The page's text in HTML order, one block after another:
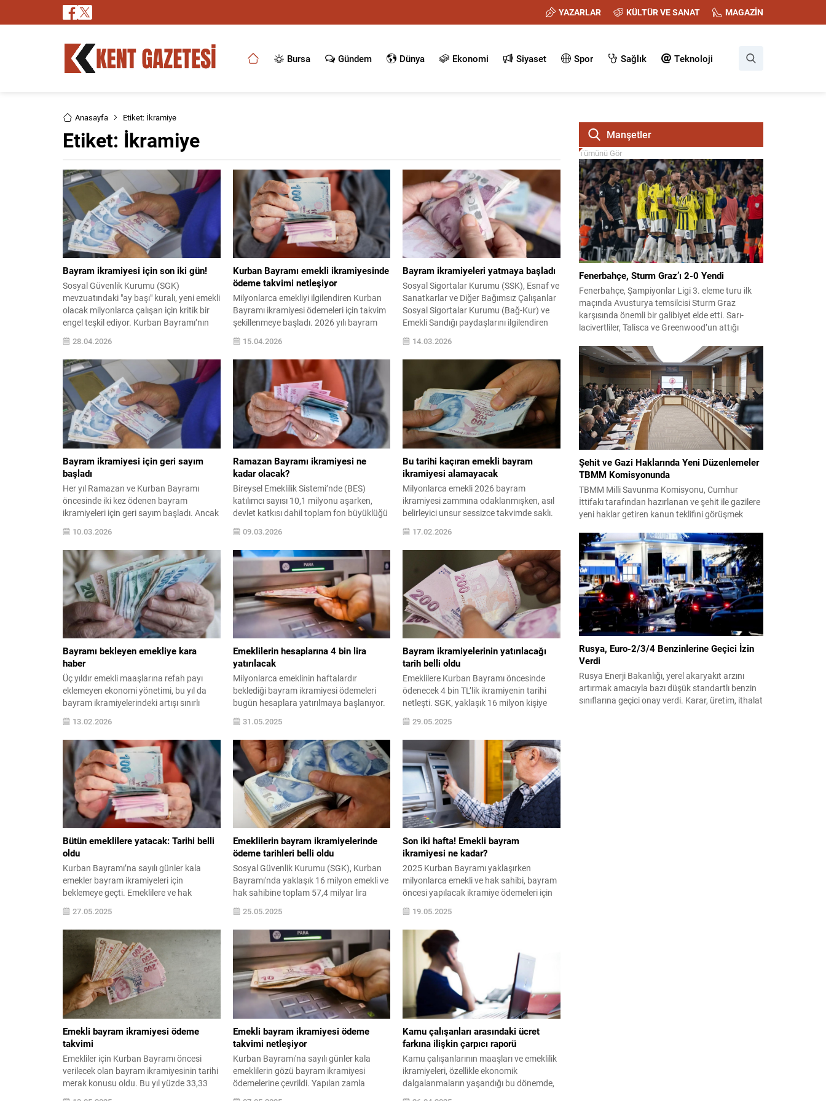
YAZARLAR KÜLTÜR VE SANAT MAGAZİN
Bursa Gündem Dünya Ekonomi Siyaset Spor Sağlık Teknoloji
Anasayfa Etiket: İkramiye
Etiket: İkramiye
Bayram ikramiyesi için son iki gün!
Sosyal Güvenlik Kurumu (SGK)
mevzuatındaki "ay başı" kuralı, yeni emekli
olacak milyonlarca çalışan için kritik bir
engel teşkil ediyor. Kurban Bayramı’nın
bu yıl 27 Mayıs tarihinde başlayacak
olması nedeniyle, bayram ikramiyesi
alabilmenin ön koşulu ...
28.04.2026
Kurban Bayramı emekli ikramiyesinde
ödeme takvimi netleşiyor
Milyonlarca emekliyi ilgilendiren Kurban
Bayramı ikramiyesi ödemeleri için takvim
şekillenmeye başladı. 2026 yılı bayram
tarihlerine göre ikramiyelerin Mayıs ayının
son haftasında hesaplara yatırılması
bekleniyor.
15.04.2026
Bayram ikramiyeleri yatmaya başladı
Sosyal Sigortalar Kurumu (SSK), Esnaf ve
Sanatkarlar ve Diğer Bağımsız Çalışanlar
Sosyal Sigortalar Kurumu (Bağ-Kur) ve
Emekli Sandığı paydaşlarını ilgilendiren
ödeme süreci bugün resmen start aldı.
Emekli maaşları ve bayram ikramiyeleri,
belirlenen ...
14.03.2026
Bayram ikramiyesi için geri sayım
başladı
Her yıl Ramazan ve Kurban Bayramı
öncesinde iki kez ödenen bayram
ikramiyeleri için geri sayım başladı. Ancak
kötü haber bizzat iktidarın ekonomi
kurmaylarından geldi. 2025 yılında 4 bin
TL olarak ödenen tutarın ...
10.03.2026
Ramazan Bayramı ikramiyesi ne
kadar olacak?
Bireysel Emeklilik Sistemi’nde (BES)
katılımcı sayısı 10,1 milyonu aşarken,
devlet katkısı dahil toplam fon büyüklüğü
olanların sayısı ise 451 bini geçti. Mart
ayının gelmesiyle birlikte Ramazan
Bayramı ...
09.03.2026
Bu tarihi kaçıran emekli bayram
ikramiyesi alamayacak
Milyonlarca emekli 2026 bayram
ikramiyesi zammına odaklanmışken, asıl
belirleyici unsur sessizce takvimde saklı.
başvurular, hem Ramazan hem de
Kurban Bayramı ödemelerini doğrudan
etkiliyor. Bu kritik tarihi kaçıranlar ise
zamlı ikramiyeden tamamen mahrum
kalacak.
17.02.2026
Bayramı bekleyen emekliye kara
haber
Üç yıldır emekli maaşlarına refah payı
eklemeyen ekonomi yönetimi, bu yıl da
bayram ikramiyelerindeki artışı sınırlı
tutmayı planlıyor. Hazine ve Maliye
Bakanlığı'nın ikramiye zammı ile bütçede
oluşabilecek ek maliyetlere ilişkin etki
raporu ...
13.02.2026
Emeklilerin hesaplarına 4 bin lira
yatırılacak
Milyonlarca emeklinin haftalardır
beklediği bayram ikramiyesi ödemeleri
bugün hesaplara yatırılmaya başlanıyor.
31.05.2025
Bayram ikramiyelerinin yatırılacağı
tarih belli oldu
Emeklilere Kurban Bayramı öncesinde
ödenecek 4 bin TL’lik ikramiyenin tarihi
netleşti. SGK, yaklaşık 16 milyon kişiye
toplamda 57,4 milyar TL ödeme yapacak.
29.05.2025
Bütün emeklilere yatacak: Tarihi belli
oldu
Kurban Bayramı’na sayılı günler kala
emekler bayram ikramiyeleri için
beklemeye geçti. Emeklilere ve hak
sahiplerine yapılan Ramazan ve Kurban
Bayramı ikramiyesi için zam beklentileri
boşa çıkarken 2018'de verilmeye
başlanan ikramiyeler, bu yıl yüzde ...
27.05.2025
Emeklilerin bayram ikramiyelerinde
ödeme tarihleri belli oldu
Sosyal Güvenlik Kurumu (SGK), Kurban
Bayramı'nda yaklaşık 16 milyon emekli ve
hak sahibine toplam 57,4 milyar lira
ikramiye ödeyecek. Emekli ikramiyelerinin
2-4 Haziran tarihleri arasında hesaplara
yatması bekleniyor.
25.05.2025
Son iki hafta! Emekli bayram
ikramiyesi ne kadar?
2025 Kurban Bayramı yaklaşırken
milyonlarca emekli ve hak sahibi, bayram
öncesi yapılacak ikramiye ödemeleri için
geri sayıma geçti. SSK, Bağ-Kur ve Emekli
Sandığı emeklilerinin yanı sıra dul ve
yetimler, gaziler, şehit yakınları ve çeşitli
sosyal ...
19.05.2025
Emekli bayram ikramiyesi ödeme
takvimi
Emekliler için Kurban Bayramı öncesi
verilecek olan bayram ikramiyesinin tarihi
merak konusu oldu. Bu yıl yüzde 33,33
Emekli bayram ikramiyesi ödeme
takvimi netleşiyor
Kurban Bayramı'na sayılı günler kala
emeklilerin gözü bayram ikramiyesi
ödemelerine çevrildi. Yapılan zamla
Kamu çalışanları arasındaki ücret
farkına ilişkin çarpıcı raporü
Kamu çalışanlarının maaşları ve emeklilik
ikramiyeleri, özellikle ekonomik
dalgalanmaların yaşandığı bu dönemde,
Manşetler
Tümünü Gör
Fenerbahçe, Sturm Graz’ı 2-0 Yendi
Fenerbahçe, Şampiyonlar Ligi 3. eleme turu ilk
maçında Avusturya temsilcisi Sturm Graz
karşısında önemli bir galibiyet elde etti. Sarı-
lacivertliler, Talisca ve Greenwood’un attığı
öncesi avantaj sağladı. Karşılaşma sonrası
takım yönetimi mücadeleyi değerlendirdi ve
gelecek planlarına dair bilgi verdi. Futboldan
sorumlu yönetici Cihan Kamer,...
Şehit ve Gazi Haklarında Yeni Düzenlemeler
TBMM Komisyonunda
TBMM Milli Savunma Komisyonu, Cumhur
İttifakı tarafından hazırlanan ve şehit ile gazilere
yeni haklar getiren kanun teklifini görüşmek
komisyonda kabul edildi ve bir dizi düzenleme
benimsendi. Teklif kapsamında, vazife
malullerinden hayatını kaybedenlerin anne ve
babalarına bağlanacak aylık tutarının, net asgari
ücretin altında olmayacağı hükme bağlanıyor....
Rusya, Euro-2/3/4 Benzinlerine Geçici İzin
Verdi
Rusya Enerji Bakanlığı, yerel akaryakıt arzını
artırmak amacıyla bazı düşük standartlı benzin
sınıflarına geçici onay verdi. Karar, üretim, ithalat